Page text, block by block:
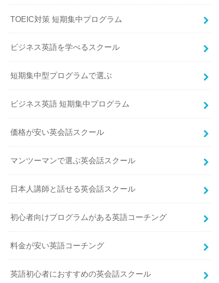
TOEIC対策 短期集中プログラム
ビジネス英語を学べるスクール
短期集中型プログラムで選ぶ
ビジネス英語 短期集中プログラム
価格が安い英会話スクール
マンツーマンで選ぶ英会話スクール
日本人講師と話せる英会話スクール
初心者向けプログラムがある英語コーチング
料金が安い英語コーチング
英語初心者におすすめの英会話スクール